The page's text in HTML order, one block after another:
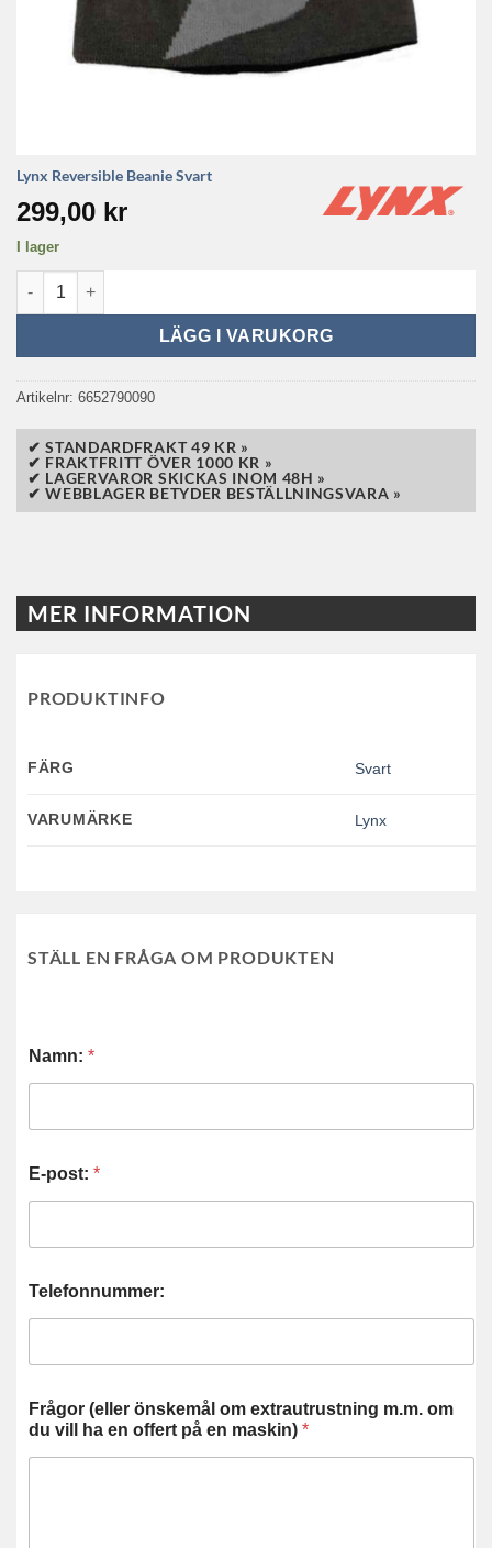
Lynx Reversible Beanie Svart
299,00 kr
I lager
Lynx Reversible Beanie Svart mängd
LÄGG I VARUKORG
Artikelnr: 6652790090
✔ STANDARDFRAKT 49 KR »
✔ FRAKTFRITT ÖVER 1000 KR »
✔ LAGERVAROR SKICKAS INOM 48H »
✔ WEBBLAGER BETYDER BESTÄLLNINGSVARA »
MER INFORMATION
PRODUKTINFO
FÄRG Svart
VARUMÄRKE Lynx
STÄLL EN FRÅGA OM PRODUKTEN
Namn: *
E-post: *
Telefonnummer:
Frågor (eller önskemål om extrautrustning m.m. om
du vill ha en offert på en maskin) *